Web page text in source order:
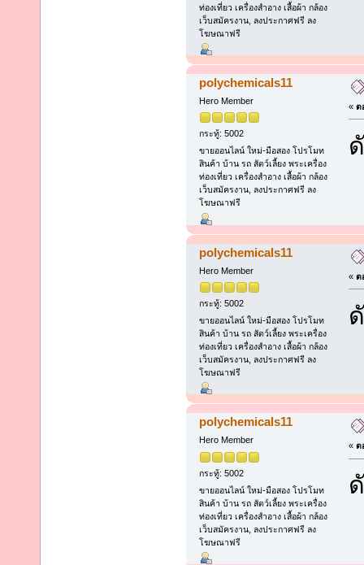
ท่องเที่ยว เครื่องสำอาง เสื้อผ้า กล้อง
เว็บสมัครงาน, ลงประกาศฟรี ลง
โฆษณาฟรี
polychemicals11
Hero Member
กระทู้: 5002
ขายออนไลน์ ใหม่-มือสอง โปรโมท
สินค้า บ้าน รถ สัตว์เลี้ยง พระเครื่อง
ท่องเที่ยว เครื่องสำอาง เสื้อผ้า กล้อง
เว็บสมัครงาน, ลงประกาศฟรี ลง
โฆษณาฟรี
« ต
polychemicals11
Hero Member
กระทู้: 5002
ขายออนไลน์ ใหม่-มือสอง โปรโมท
สินค้า บ้าน รถ สัตว์เลี้ยง พระเครื่อง
ท่องเที่ยว เครื่องสำอาง เสื้อผ้า กล้อง
เว็บสมัครงาน, ลงประกาศฟรี ลง
โฆษณาฟรี
« ต
polychemicals11
Hero Member
กระทู้: 5002
ขายออนไลน์ ใหม่-มือสอง โปรโมท
สินค้า บ้าน รถ สัตว์เลี้ยง พระเครื่อง
ท่องเที่ยว เครื่องสำอาง เสื้อผ้า กล้อง
เว็บสมัครงาน, ลงประกาศฟรี ลง
โฆษณาฟรี
« ต